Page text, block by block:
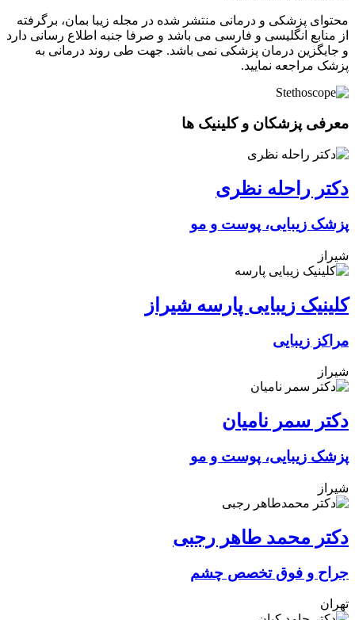
محتوای پزشکی و درمانی منتشر شده در مجله زیبا بمان، برگرفته
از منابع انگلیسی و فارسی می باشد و صرفا جنبه اطلاع رسانی دارد
و جایگزین درمان پزشکی نمی باشد. جهت طی روند درمانی به
پزشک مراجعه نمایید.
معرفی پزشکان و کلینیک ها
دکتر راحله نظری
پزشک زیبایی، پوست و مو
شیراز
کلینیک زیبایی پارسه شیراز
مراکز زیبایی
شیراز
دکتر سمر نامیان
پزشک زیبایی، پوست و مو
شیراز
دکتر محمد طاهر رجبی
جراح و فوق تخصص چشم
تهران